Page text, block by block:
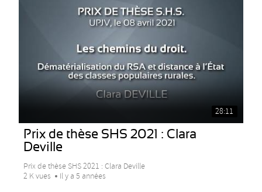
28:11
Prix de thèse SHS 2021 : Clara
Deville
Prix de thèse SHS 2021 : Clara Deville
2 K vues
Il y a 5 années